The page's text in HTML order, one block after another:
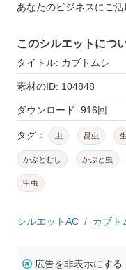
あなたのビジネスにご活
このシルエットにつ
タイトル: カブトムシ
素材のID: 104848
ダウンロード: 916回
タグ： 虫 昆虫
かぶとむし かぶと虫
甲虫
シルエットAC カブト
広告を非表示にする